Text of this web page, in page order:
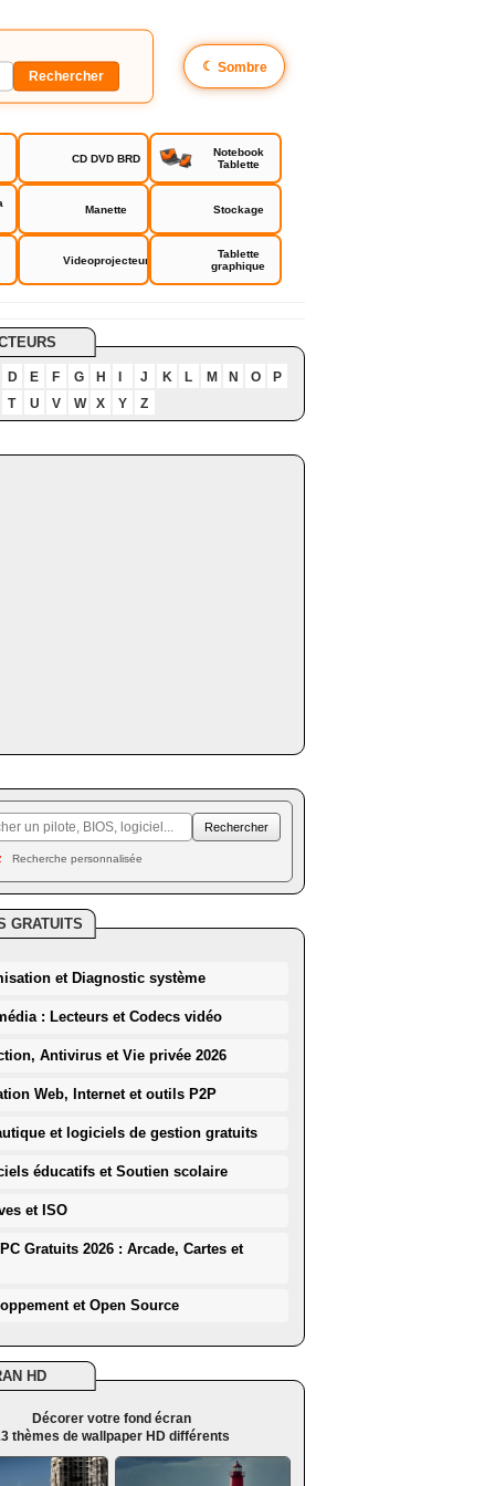
☾ Sombre
CD DVD BRD
Notebook
Tablette
Manette Stockage
Videoprojecteur
Tablette
graphique
D E F G H J K L M N O
P
T
U V W X Y Z
Recherche personnalisée
GRATUITS
et Diagnostic système
: Lecteurs et Codecs vidéo
Antivirus et Vie privée 2026
Web, Internet et outils P2P
et logiciels de gestion gratuits
éducatifs et Soutien scolaire
et ISO
Gratuits 2026 : Arcade, Cartes et
et Open Source
HD
Décorer votre fond écran
thèmes de wallpaper HD différents